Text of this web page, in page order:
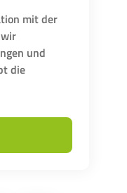
mit der
und
die